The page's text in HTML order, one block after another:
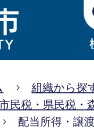
組織から探
民税・県民税・
配当所得・譲